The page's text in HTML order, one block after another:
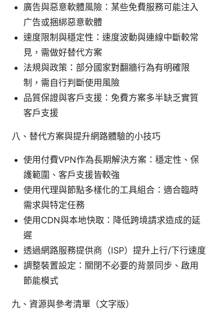
廣告與惡意軟體風險：某些免費服務可能注入
广告或捆綁惡意軟體
速度限制與穩定性：速度波動與連線中斷較常
見，需做好替代方案
法規與政策：部分國家對翻牆行為有明確限
制，需自行判斷使用風險
品質保證與客戶支援：免費方案多半缺乏實質
客戶支援
八、替代方案與提升網路體驗的小技巧
使用付費VPN作為長期解決方案：穩定性、保
護範圍、客戶支援皆較強
使用代理與節點多樣化的工具組合：適合臨時
需求與特定任務
使用CDN與本地快取：降低跨境請求造成的延
遲
透過網路服務提供商（ISP）提升上行/下行速度
調整裝置設定：關閉不必要的背景同步、啟用
節能模式
九、資源與參考清單（文字版）